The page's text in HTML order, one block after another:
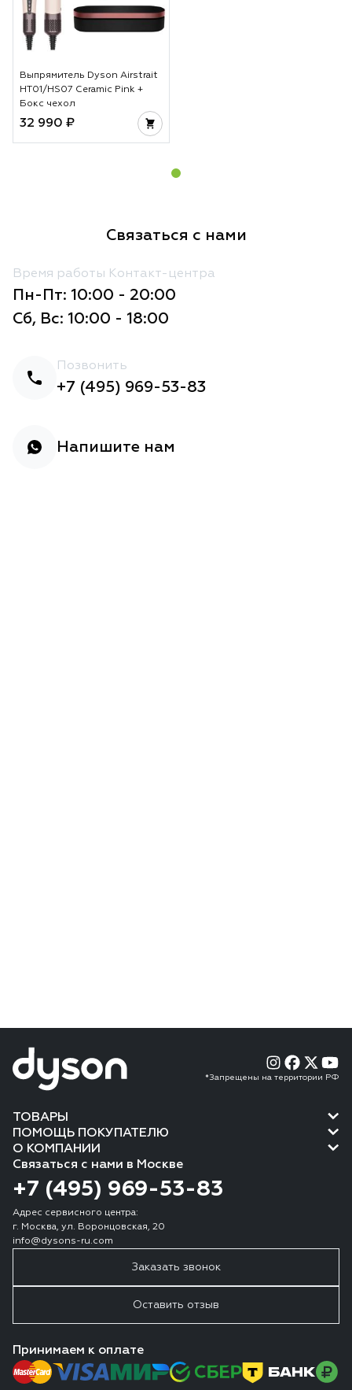
Выпрямитель Dyson Airstrait
HT01/HS07 Ceramic Pink +
Бокс чехол
32 990 ₽
Связаться с нами
Время работы Контакт-центра
Пн-Пт: 10:00 - 20:00
Сб, Вс: 10:00 - 18:00
Позвонить
+7 (495) 969-53-83
Напишите нам
*Запрещены на территории РФ
ТОВАРЫ
ПОМОЩЬ ПОКУПАТЕЛЮ
О КОМПАНИИ
Связаться с нами в Москве
+7 (495) 969-53-83
Адрес сервисного центра:
г. Москва, ул. Воронцовская, 20
info@dysons-ru.com
Заказать звонок
Оставить отзыв
Принимаем к оплате